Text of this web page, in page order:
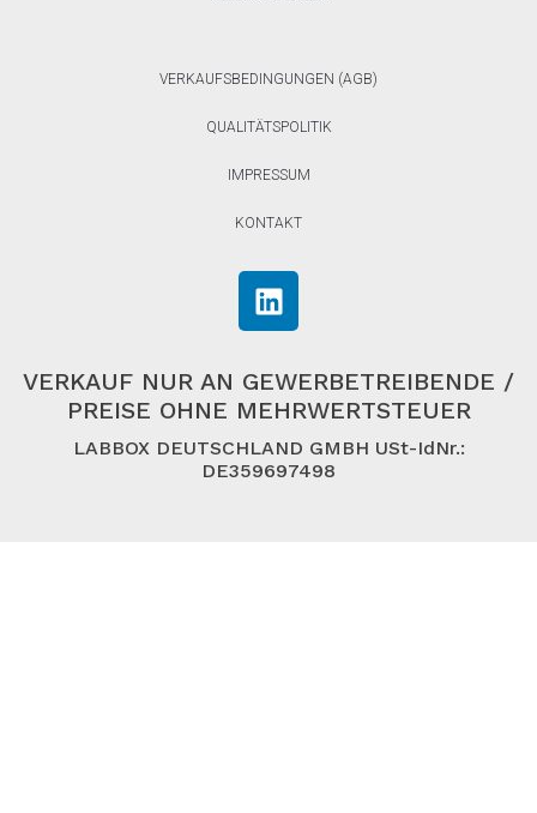
VERKAUFSBEDINGUNGEN (AGB)
QUALITÄTSPOLITIK
IMPRESSUM
KONTAKT
VERKAUF NUR AN GEWERBETREIBENDE /
PREISE OHNE MEHRWERTSTEUER
LABBOX DEUTSCHLAND GMBH USt-IdNr.:
DE359697498